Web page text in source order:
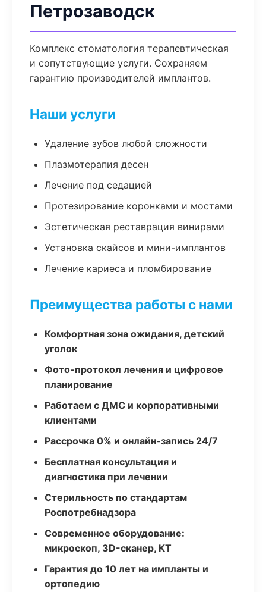
Петрозаводск
Комплекс стоматология терапевтическая
и сопутствующие услуги. Сохраняем
гарантию производителей имплантов.
Наши услуги
Удаление зубов любой сложности
Плазмотерапия десен
Лечение под седацией
Протезирование коронками и мостами
Эстетическая реставрация винирами
Установка скайсов и мини-имплантов
Лечение кариеса и пломбирование
Преимущества работы с нами
Комфортная зона ожидания, детский
уголок
Фото-протокол лечения и цифровое
планирование
Работаем с ДМС и корпоративными
клиентами
Рассрочка 0% и онлайн-запись 24/7
Бесплатная консультация и
диагностика при лечении
Стерильность по стандартам
Роспотребнадзора
Современное оборудование:
микроскоп, 3D-сканер, КТ
Гарантия до 10 лет на импланты и
ортопедию